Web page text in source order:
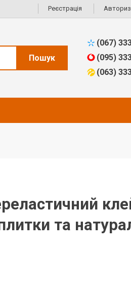
Реєстрація
Пошук
(067)
(095)
(063)
та